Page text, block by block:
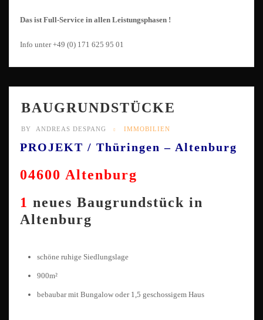
Das ist Full-Service in allen Leistungsphasen !
Info unter +49 (0) 171 625 95 01
BAUGRUNDSTÜCKE
BY ANDREAS DESPANG IMMOBILIEN
PROJEKT / Thüringen – Altenburg
04600 Altenburg
1 neues Baugrundstück in
Altenburg
schöne ruhige Siedlungslage
900m²
bebaubar mit Bungalow oder 1,5 geschossigem Haus